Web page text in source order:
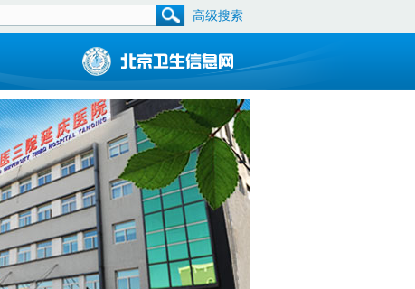
高级搜索